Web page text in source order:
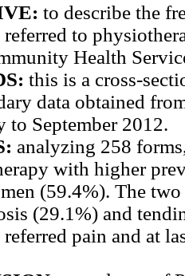
to describe the
to
Health
this is a cross-
data obtained
to September 2012.
analyzing 258
with higher
(59.4%). The
(29.1%) and
pain and at